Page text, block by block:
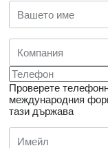
Проверете
международния
тази държава